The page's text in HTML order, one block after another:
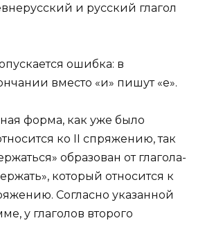
и русский глагол
ошибка: в
вместо «и» пишут «е».
форма, как уже было
ко II спряжению, так
образован от глагола-
который относится к
Согласно указанной
у глаголов второго